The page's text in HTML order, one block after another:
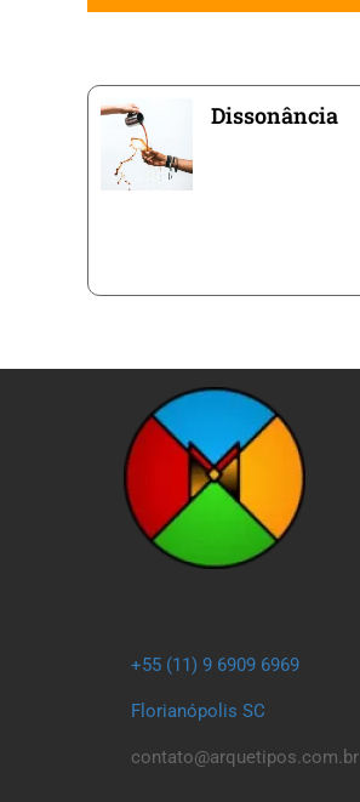
Dissonância
+55 (11) 9 6909 6969
Florianópolis SC
contato@arquetipos.com.br